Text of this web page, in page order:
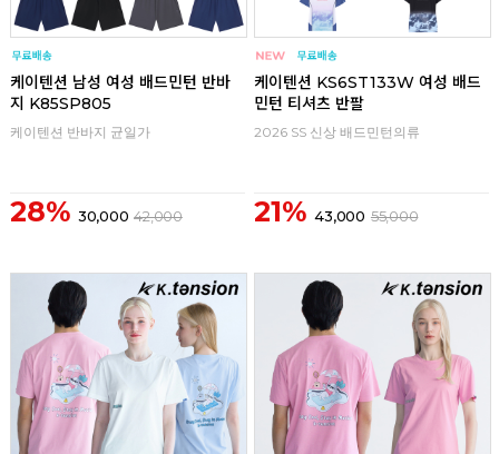
케이텐션 남성 여성 배드민턴 반바
지 K85SP805
케이텐션 반바지 균일가
28% 30,000 42,000
케이텐션 KS6ST133W 여성 배드
민턴 티셔츠 반팔
2026 SS 신상 배드민턴의류
21% 43,000 55,000